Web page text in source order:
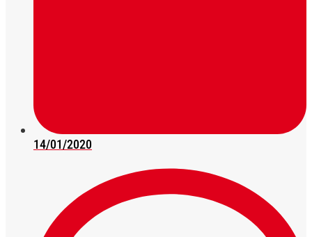
14/01/2020